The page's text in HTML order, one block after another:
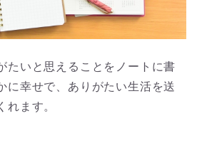
たいと思えることをノートに書
に幸せで、ありがたい生活を送
ます。